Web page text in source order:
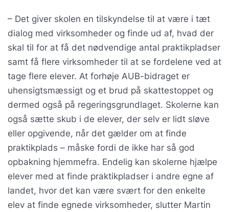
– Det giver skolen en tilskyndelse til at være i tæt
dialog med virksomheder og finde ud af, hvad der
skal til for at få det nødvendige antal praktikpladser
samt få flere virksomheder til at se fordelene ved at
tage flere elever. At forhøje AUB-bidraget er
uhensigtsmæssigt og et brud på skattestoppet og
dermed også på regeringsgrundlaget. Skolerne kan
også sætte skub i de elever, der selv er lidt sløve
eller opgivende, når det gælder om at finde
praktikplads – måske fordi de ikke har så god
opbakning hjemmefra. Endelig kan skolerne hjælpe
elever med at finde praktikpladser i andre egne af
landet, hvor det kan være svært for den enkelte
elev at finde egnede virksomheder, slutter Martin